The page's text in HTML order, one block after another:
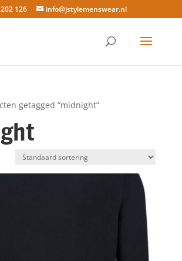
126 info@jstylemenswear.nl
getagged “midnight”